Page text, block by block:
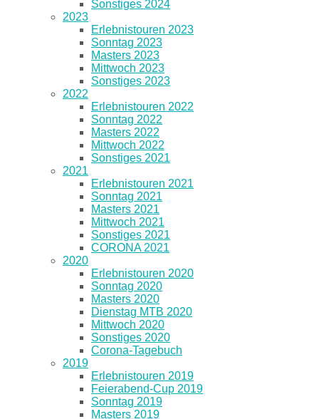
Sonstiges 2024
2023
Erlebnistouren 2023
Sonntag 2023
Masters 2023
Mittwoch 2023
Sonstiges 2023
2022
Erlebnistouren 2022
Sonntag 2022
Masters 2022
Mittwoch 2022
Sonstiges 2021
2021
Erlebnistouren 2021
Sonntag 2021
Masters 2021
Mittwoch 2021
Sonstiges 2021
CORONA 2021
2020
Erlebnistouren 2020
Sonntag 2020
Masters 2020
Dienstag MTB 2020
Mittwoch 2020
Sonstiges 2020
Corona-Tagebuch
2019
Erlebnistouren 2019
Feierabend-Cup 2019
Sonntag 2019
Masters 2019